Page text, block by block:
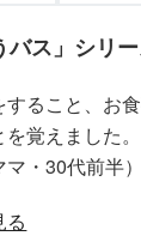
バス」シリ
すること、お
覚えました
・30代前半）
る